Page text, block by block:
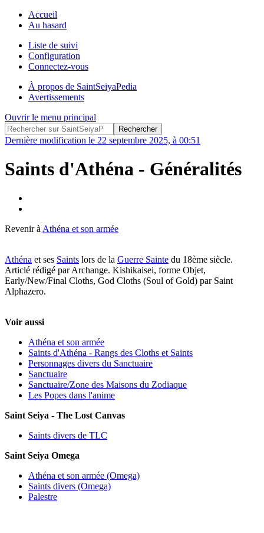
Accueil
Au hasard
Liste de suivi
Configuration
Connectez-vous
À propos de SaintSeiyaPedia
Avertissements
Ouvrir le menu principal
Dernière modification le 22 septembre 2025, à 00:51
Saints d'Athéna - Généralités
Revenir à Athéna et son armée
Athéna et ses Saints lors de la Guerre Sainte du 18ème siècle.
Articlé rédigé par Archange. Kishikaisei, forme Objet,
Early/New/Final Cloths, God Cloths (Soul of Gold) par Saint
Alphazero.
Voir aussi
Athéna et son armée
Saints d'Athéna - Rangs des Cloths et Saints
Personnages divers du Sanctuaire
Sanctuaire
Sanctuaire/Zone des Maisons du Zodiaque
Les Popes dans l'anime
Saint Seiya - The Lost Canvas
Saints divers de TLC
Saint Seiya Omega
Athéna et son armée (Omega)
Saints divers (Omega)
Palestre